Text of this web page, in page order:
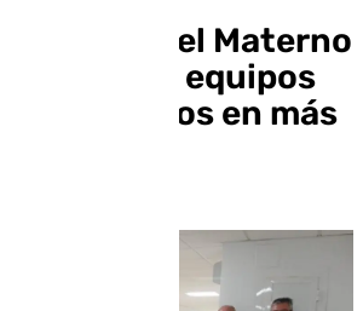
del Materno
nuevos equipos
valorados en más